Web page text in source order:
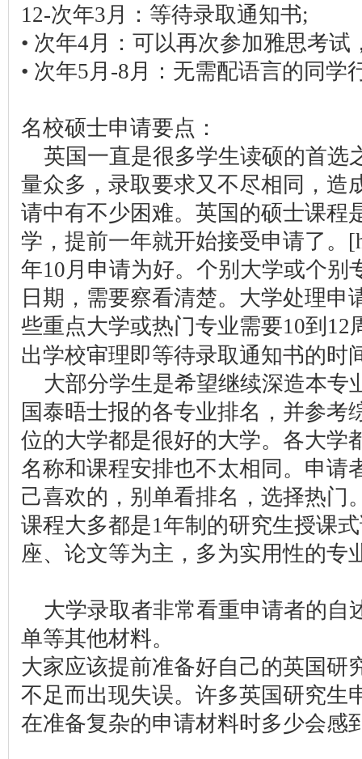
12-次年3月：等待录取通知书;
• 次年4月：可以再次参加雅思考试
• 次年5月-8月：无需配语言的同学
名校硕士申请要点：
英国一直是很多学生读硕的首选
量众多，录取要求又不尽相同，造
请中有不少困难。英国的硕士课程
学，提前一年就开始接受申请了。
年10月申请为好。个别大学或个别
日期，需要察看清楚。大学处理申
些重点大学或热门专业需要10到12
出学校审理即等待录取通知书的时
大部分学生是希望继续深造本专
国泰晤士报的各专业排名，并参考
位的大学都是很好的大学。各大学
名称和课程安排也不太相同。申请
己喜欢的，别单看排名，选择热门
课程大多都是1年制的研究生授课
座、论文等为主，多为实用性的专
大学录取者非常看重申请者的自
单等其他材料。
大家应该提前准备好自己的英国研
不足而出现失误。许多英国研究生
在准备复杂的申请材料时多少会感